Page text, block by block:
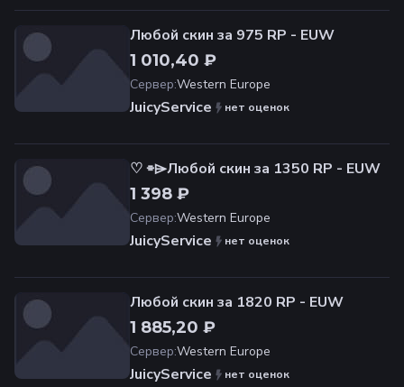
Любой скин за 975 RP - EUW
1 010,40 ₽
Сервер:Western Europe
JuicyService нет оценок
♡ ⌯⌲Любой скин за 1350 RP - EUW
1 398 ₽
Сервер:Western Europe
JuicyService нет оценок
Любой скин за 1820 RP - EUW
1 885,20 ₽
Сервер:Western Europe
JuicyService нет оценок